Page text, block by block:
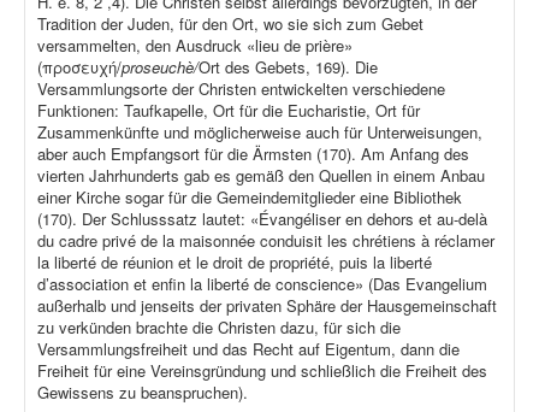
Tradition der Juden, für den Ort, wo sie sich zum Gebet
versammelten, den Ausdruck «lieu de prière»
(προσευχή/proseuchè/Ort des Gebets, 169). Die
Versammlungsorte der Christen entwickelten verschiedene
Funktionen: Taufkapelle, Ort für die Eucharistie, Ort für
Zusammenkünfte und möglicherweise auch für Unterweisungen,
aber auch Empfangsort für die Ärmsten (170). Am Anfang des
vierten Jahrhunderts gab es gemäß den Quellen in einem Anbau
einer Kirche sogar für die Gemeindemitglieder eine Bibliothek
(170). Der Schlusssatz lautet: «Évangéliser en dehors et au-delà
du cadre privé de la maisonnée conduisit les chrétiens à réclamer
la liberté de réunion et le droit de propriété, puis la liberté
d’association et enfin la liberté de conscience» (Das Evangelium
außerhalb und jenseits der privaten Sphäre der Hausgemeinschaft
zu verkünden brachte die Christen dazu, für sich die
Versammlungsfreiheit und das Recht auf Eigentum, dann die
Freiheit für eine Vereinsgründung und schließlich die Freiheit des
Gewissens zu beanspruchen).